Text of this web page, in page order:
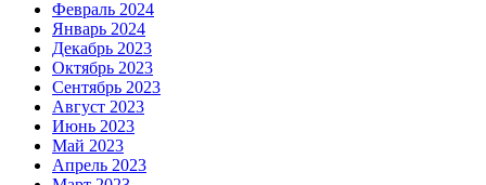
Февраль 2024
Январь 2024
Декабрь 2023
Октябрь 2023
Сентябрь 2023
Август 2023
Июнь 2023
Май 2023
Апрель 2023